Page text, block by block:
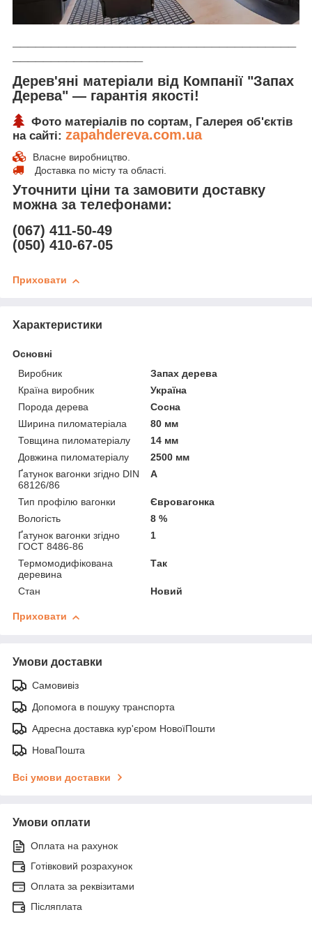
Дерев'яні матеріали від Компанії "Запах
Дерева" ― гарантія якості!
Фото матеріалів по сортам, Галерея об'єктів
на сайті: zapahdereva.com.ua
Власне виробництво.
Доставка по місту та області.
Уточнити ціни та замовити доставку
можна за телефонами:
(067) 411-50-49
(050) 410-67-05
Приховати
Характеристики
Основні
Виробник
Запах дерева
Країна виробник
Україна
Порода дерева
Сосна
Ширина пиломатеріала
80 мм
Товщина пиломатеріалу
14 мм
Довжина пиломатеріалу
2500 мм
Ґатунок вагонки згідно DIN
68126/86
А
Тип профілю вагонки
Євровагонка
Вологість
8 %
Ґатунок вагонки згідно
ГОСТ 8486-86
1
Термомодифікована
деревина
Так
Стан Новий
Приховати
Умови доставки
Самовивіз
Допомога в пошуку транспорта
Адресна доставка кур'єром НовоїПошти
НоваПошта
Всі умови доставки
Умови оплати
Оплата на рахунок
Готівковий розрахунок
Оплата за реквізитами
Післяплата